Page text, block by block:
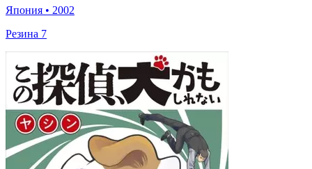
Япония • 2002
Резина 7